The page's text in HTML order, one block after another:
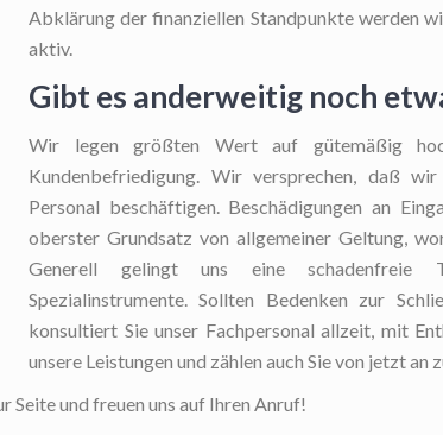
Abklärung der finanziellen Standpunkte werden
aktiv.
Gibt es anderweitig noch
Wir legen größten Wert auf gütemäßig
Kundenbefriedigung. Wir versprechen, daß
Personal beschäftigen. Beschädigungen an
oberster Grundsatz von allgemeiner Geltung,
Generell gelingt uns eine schadenfreie
Spezialinstrumente. Sollten Bedenken zur
konsultiert Sie unser Fachpersonal allzeit, mit
unsere Leistungen und zählen auch Sie von jetzt
Seite und freuen uns auf Ihren Anruf!